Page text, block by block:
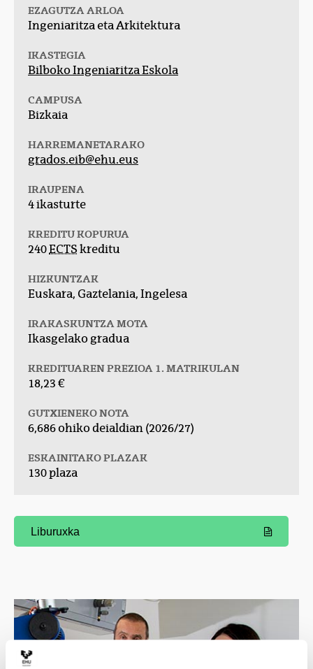
EZAGUTZA ARLOA
Ingeniaritza eta Arkitektura
IKASTEGIA
Bilboko Ingeniaritza Eskola
CAMPUSA
Bizkaia
HARREMANETARAKO
grados.eib@ehu.eus
IRAUPENA
4 ikasturte
KREDITU KOPURUA
240ECTS kreditu
HIZKUNTZAK
Euskara, Gaztelania, Ingelesa
IRAKASKUNTZA MOTA
Ikasgelako gradua
KREDITUAREN PREZIOA 1. MATRIKULAN
18,23 €
GUTXIENEKO NOTA
6,686 ohiko deialdian (2026/27)
ESKAINITAKO PLAZAK
130 plaza
(Beste leiho bat zabalduko du)
Liburuxka